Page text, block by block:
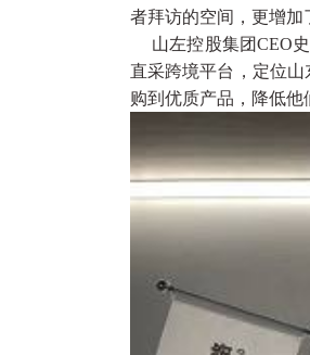
者拜访的空间，更增加
山左控股集团CEO史
直采跨境平台，定位
购到优质产品，降低他